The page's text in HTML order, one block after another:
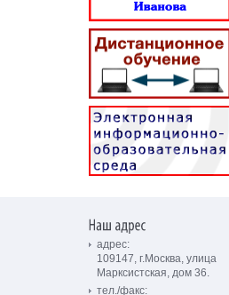
адрес:
109147, г.Москва, улица
Марксистская, дом 36.
тел./факс: